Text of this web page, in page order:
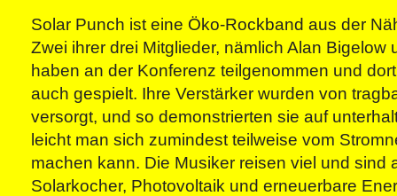
Solar Punch ist eine Öko-Rockband aus der
Zwei ihrer drei Mitglieder, nämlich Alan Bigelow
haben an der Konferenz teilgenommen und
auch gespielt. Ihre Verstärker wurden von
versorgt, und so demonstrierten sie auf
leicht man sich zumindest teilweise vom
machen kann. Die Musiker reisen viel und sind
Solarkocher, Photovoltaik und erneuerbare